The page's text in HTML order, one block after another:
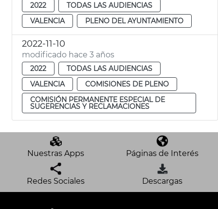
2022
TODAS LAS AUDIENCIAS
VALENCIA
PLENO DEL AYUNTAMIENTO
2022-11-10
modificado hace 3 años
2022
TODAS LAS AUDIENCIAS
VALENCIA
COMISIONES DE PLENO
COMISIÓN PERMANENTE ESPECIAL DE
SUGERENCIAS Y RECLAMACIONES
Nuestras Apps Páginas de Interés
Redes Sociales Descargas